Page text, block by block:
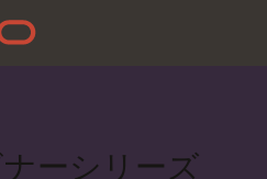
ーシリーズ